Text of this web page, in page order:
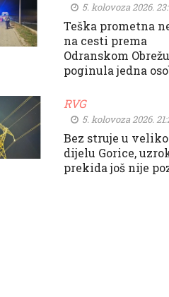
5. kolovoza 2026.
Teška prometna
na cesti prema
Odranskom
poginula jedna
RVG
5. kolovoza 2026.
Bez struje u
dijelu Gorice,
prekida još nije